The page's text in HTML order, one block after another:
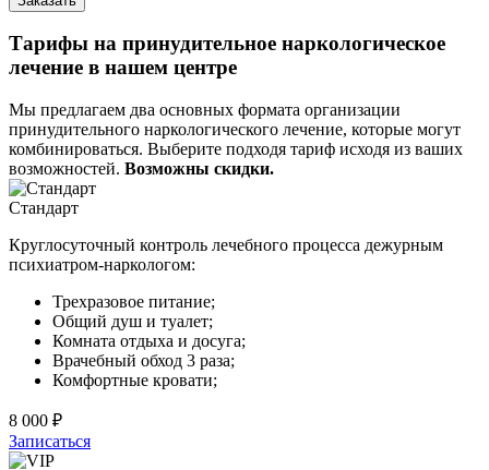
Тарифы на принудительное наркологическое
лечение в нашем центре
Мы предлагаем два основных формата организации
принудительного наркологического лечение, которые могут
комбинироваться. Выберите подходя тариф исходя из ваших
возможностей. Возможны скидки.
Стандарт
Круглосуточный контроль лечебного процесса дежурным
психиатром-наркологом:
Трехразовое питание;
Общий душ и туалет;
Комната отдыха и досуга;
Врачебный обход 3 раза;
Комфортные кровати;
8 000 ₽
Записаться